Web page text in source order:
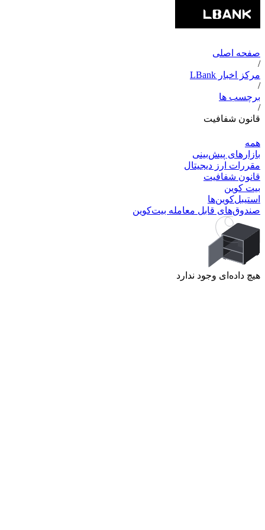
صفحه اصلی
/
مرکز اخبار LBank
/
برچسب ها
/
قانون شفافیت
همه
بازارهای پیش‌بینی
مقررات ارز دیجیتال
قانون شفافیت
بیت کوین
استیبل‌کوین‌ها
صندوق‌های قابل معامله بیت‌کوین
هیچ داده‌ای وجود ندارد